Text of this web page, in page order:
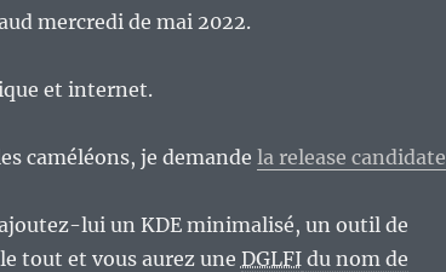
mercredi de mai 2022.
et internet.
caméléons, je demande la release candidate
lui un KDE minimalisé, un outil de
tout et vous aurez une DGLFIdu nom de